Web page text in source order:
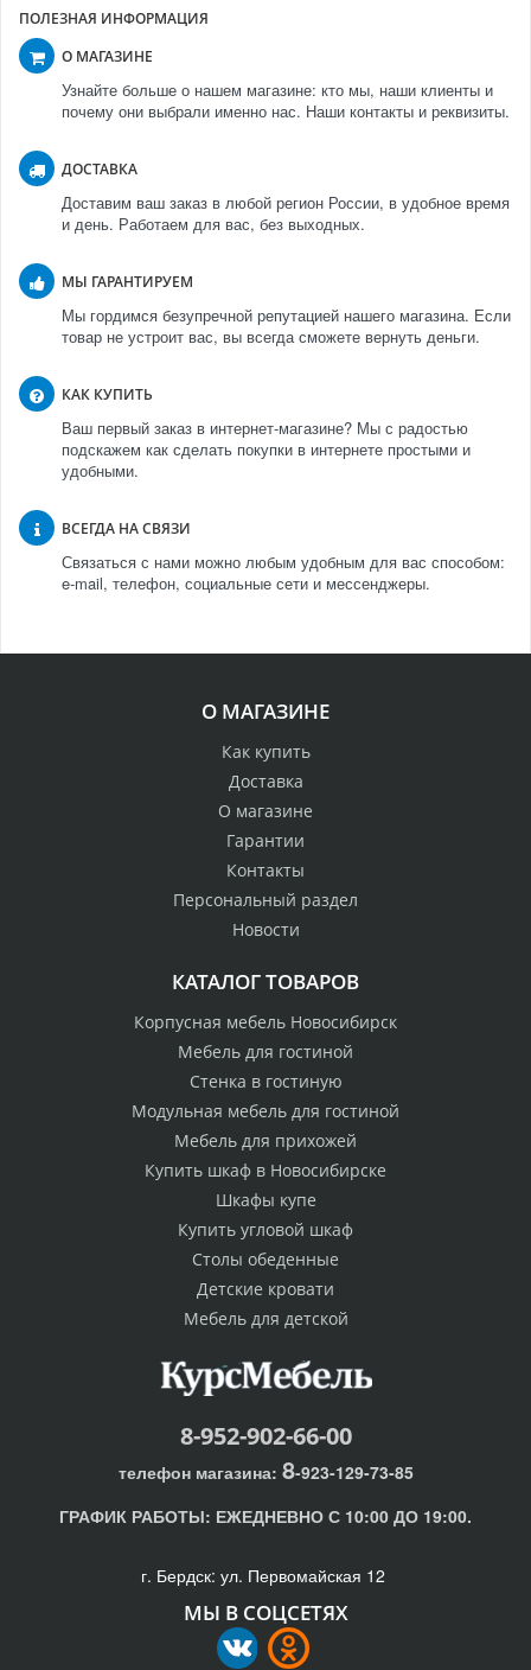
ПОЛЕЗНАЯ ИНФОРМАЦИЯ
О МАГАЗИНЕ
Узнайте больше о нашем магазине: кто мы, наши клиенты и
почему они выбрали именно нас. Наши контакты и реквизиты.
ДОСТАВКА
Доставим ваш заказ в любой регион России, в удобное время
и день. Работаем для вас, без выходных.
МЫ ГАРАНТИРУЕМ
Мы гордимся безупречной репутацией нашего магазина. Если
товар не устроит вас, вы всегда сможете вернуть деньги.
КАК КУПИТЬ
Ваш первый заказ в интернет-магазине? Мы с радостью
подскажем как сделать покупки в интернете простыми и
удобными.
ВСЕГДА НА СВЯЗИ
Связаться с нами можно любым удобным для вас способом:
e-mail, телефон, социальные сети и мессенджеры.
О МАГАЗИНЕ
Как купить
Доставка
О магазине
Гарантии
Контакты
Персональный раздел
Новости
КАТАЛОГ ТОВАРОВ
Корпусная мебель Новосибирск
Мебель для гостиной
Стенка в гостиную
Модульная мебель для гостиной
Мебель для прихожей
Купить шкаф в Новосибирске
Шкафы купе
Купить угловой шкаф
Столы обеденные
Детские кровати
Мебель для детской
8-952-902-66-00
телефон магазина: 8-923-129-73-85
ГРАФИК РАБОТЫ: ЕЖЕДНЕВНО С 10:00 ДО 19:00.
г. Бердск: ул. Первомайская 12
МЫ В СОЦСЕТЯХ